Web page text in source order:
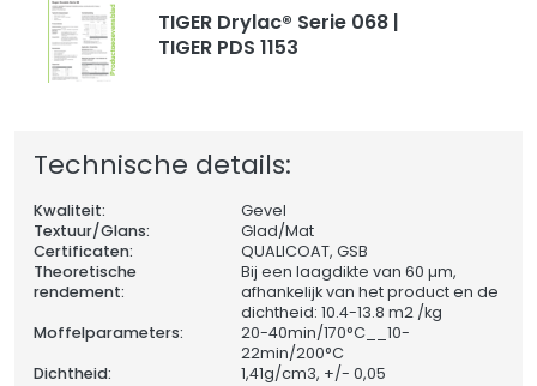
TIGER Drylac® Serie 068 |
TIGER PDS 1153
Technische details:
Kwaliteit:
Gevel
Textuur/Glans:
Glad/Mat
Certificaten:
QUALICOAT, GSB
Theoretische
rendement:
Bij een laagdikte van 60 µm,
afhankelijk van het product en de
dichtheid: 10.4-13.8 m2 /kg
Moffelparameters:
20-40min/170°C__10-
22min/200°C
Dichtheid:
1,41g/cm3, +/- 0,05